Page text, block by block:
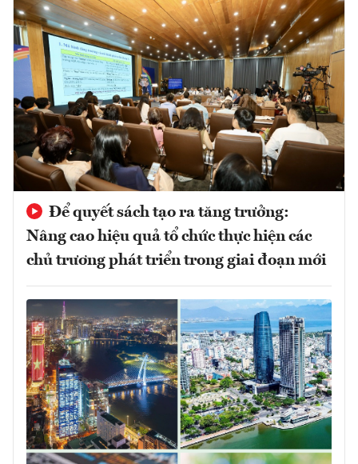
Để quyết sách tạo ra tăng trưởng:
Nâng cao hiệu quả tổ chức thực hiện các
chủ trương phát triển trong giai đoạn mới